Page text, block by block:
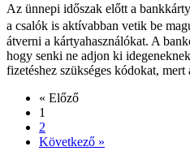
Az ünnepi időszak előtt a
a csalók is aktívabban vetik be
átverni a kártyahasználókat. A
hogy senki ne adjon ki
fizetéshez szükséges kódokat, mert
« Előző
1
2
Következő »